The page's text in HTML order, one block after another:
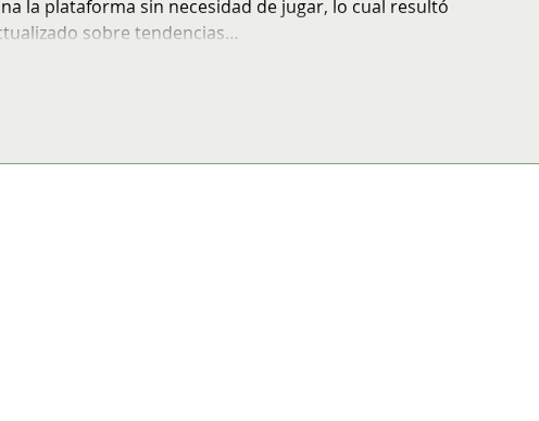
la plataforma sin necesidad de jugar, lo cual resultó
sobre tendencias…